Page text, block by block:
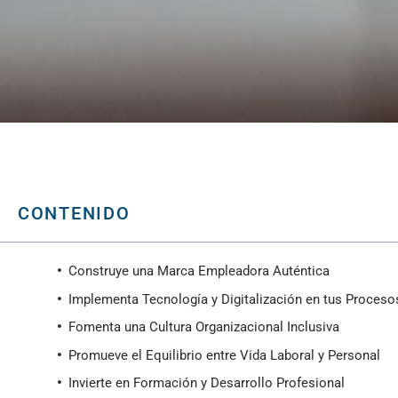
CONTENIDO
Construye una Marca Empleadora Auténtica
Implementa Tecnología y Digitalización en tus
Fomenta una Cultura Organizacional Inclusiva
Promueve el Equilibrio entre Vida Laboral y Personal
Invierte en Formación y Desarrollo Profesional